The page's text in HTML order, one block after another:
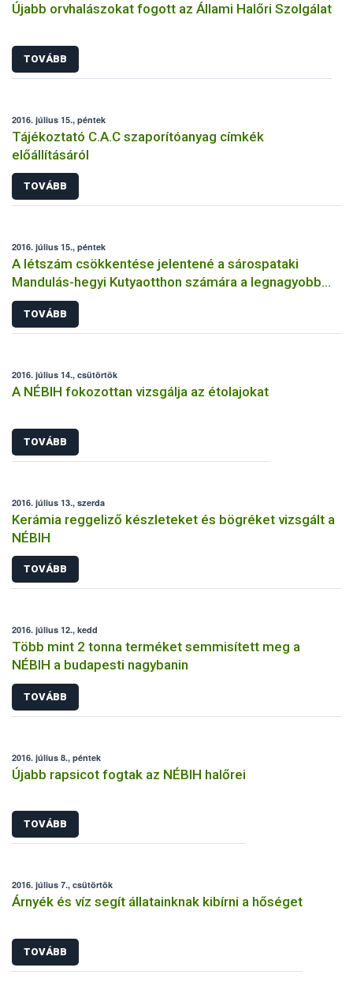
Újabb orvhalászokat fogott az Állami Halőri Szolgálat
TOVÁBB
2016. július 15., péntek
Tájékoztató C.A.C szaporítóanyag címkék
előállításáról
TOVÁBB
2016. július 15., péntek
A létszám csökkentése jelentené a sárospataki
Mandulás-hegyi Kutyaotthon számára a legnagyobb
segítséget
TOVÁBB
2016. július 14., csütörtök
A NÉBIH fokozottan vizsgálja az étolajokat
TOVÁBB
2016. július 13., szerda
Kerámia reggeliző készleteket és bögréket vizsgált a
NÉBIH
TOVÁBB
2016. július 12., kedd
Több mint 2 tonna terméket semmisített meg a
NÉBIH a budapesti nagybanin
TOVÁBB
2016. július 8., péntek
Újabb rapsicot fogtak az NÉBIH halőrei
TOVÁBB
2016. július 7., csütörtök
Árnyék és víz segít állatainknak kibírni a hőséget
TOVÁBB